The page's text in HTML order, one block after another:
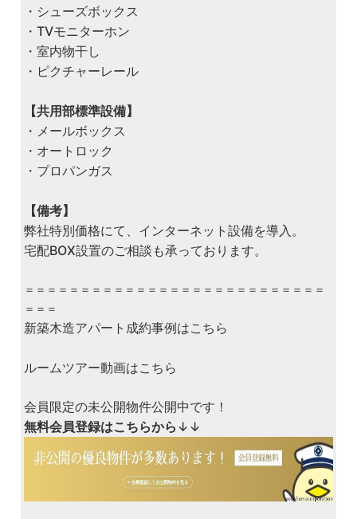
・シューズボックス
・TVモニターホン
・室内物干し
・ピクチャーレール
【共用部標準設備】
・メールボックス
・オートロック
・プロパンガス
【備考】
弊社特別価格にて、インターネット設備を導入。
宅配BOX設置のご相談も承っております。
＝＝＝＝＝＝＝＝＝＝＝＝＝＝＝＝＝＝＝＝＝＝＝＝＝＝＝
＝＝＝
新築木造アパート成約事例はこちら
ルームツアー動画はこちら
会員限定の未公開物件公開中です！
無料会員登録はこちらから ↓↓